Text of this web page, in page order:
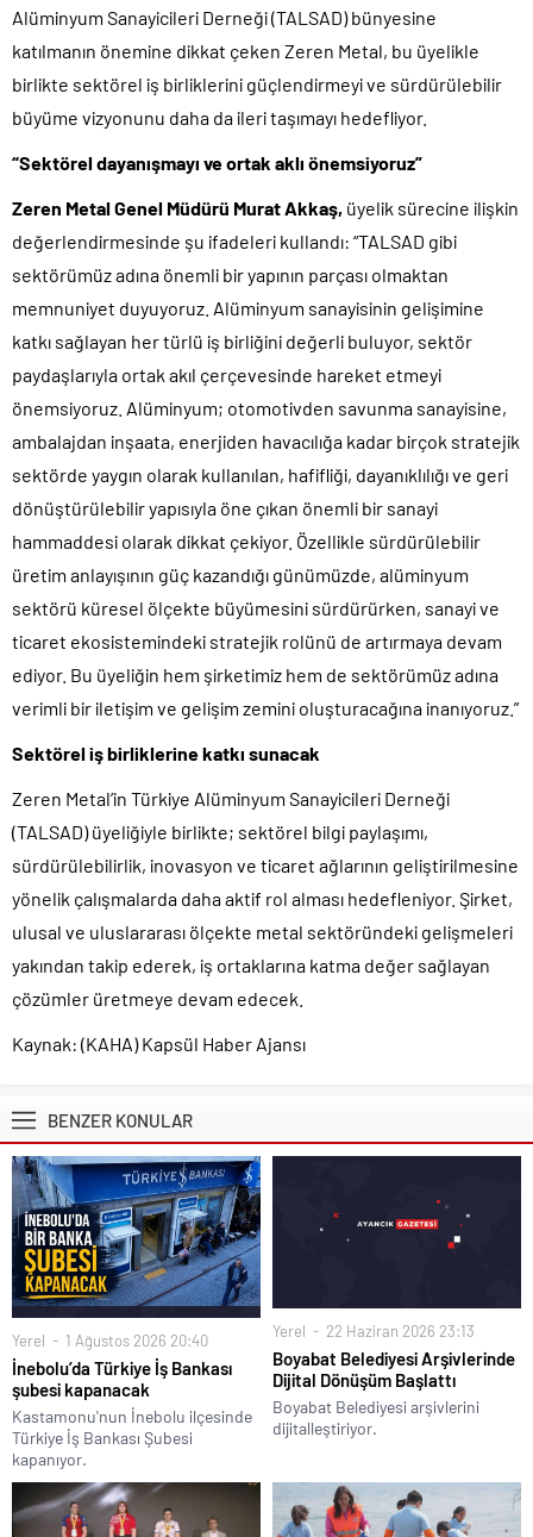
Alüminyum Sanayicileri Derneği (TALSAD) bünyesine
katılmanın önemine dikkat çeken Zeren Metal, bu üyelikle
birlikte sektörel iş birliklerini güçlendirmeyi ve sürdürülebilir
büyüme vizyonunu daha da ileri taşımayı hedefliyor.
“Sektörel dayanışmayı ve ortak aklı önemsiyoruz”
Zeren Metal Genel Müdürü Murat Akkaş, üyelik sürecine ilişkin
değerlendirmesinde şu ifadeleri kullandı: “TALSAD gibi
sektörümüz adına önemli bir yapının parçası olmaktan
memnuniyet duyuyoruz. Alüminyum sanayisinin gelişimine
katkı sağlayan her türlü iş birliğini değerli buluyor, sektör
paydaşlarıyla ortak akıl çerçevesinde hareket etmeyi
önemsiyoruz. Alüminyum; otomotivden savunma sanayisine,
ambalajdan inşaata, enerjiden havacılığa kadar birçok stratejik
sektörde yaygın olarak kullanılan, hafifliği, dayanıklılığı ve geri
dönüştürülebilir yapısıyla öne çıkan önemli bir sanayi
hammaddesi olarak dikkat çekiyor. Özellikle sürdürülebilir
üretim anlayışının güç kazandığı günümüzde, alüminyum
sektörü küresel ölçekte büyümesini sürdürürken, sanayi ve
ticaret ekosistemindeki stratejik rolünü de artırmaya devam
ediyor. Bu üyeliğin hem şirketimiz hem de sektörümüz adına
verimli bir iletişim ve gelişim zemini oluşturacağına inanıyoruz.”
Sektörel iş birliklerine katkı sunacak
Zeren Metal’in Türkiye Alüminyum Sanayicileri Derneği
(TALSAD) üyeliğiyle birlikte; sektörel bilgi paylaşımı,
sürdürülebilirlik, inovasyon ve ticaret ağlarının geliştirilmesine
yönelik çalışmalarda daha aktif rol alması hedefleniyor. Şirket,
ulusal ve uluslararası ölçekte metal sektöründeki gelişmeleri
yakından takip ederek, iş ortaklarına katma değer sağlayan
çözümler üretmeye devam edecek.
Kaynak: (KAHA) Kapsül Haber Ajansı
BENZER KONULAR
Yerel 1 Ağustos 2026 20:40
İnebolu’da Türkiye İş Bankası
şubesi kapanacak
Kastamonu'nun İnebolu ilçesinde
Türkiye İş Bankası Şubesi
kapanıyor.
Yerel 22 Haziran 2026 23:13
Boyabat Belediyesi Arşivlerinde
Dijital Dönüşüm Başlattı
Boyabat Belediyesi arşivlerini
dijitalleştiriyor.